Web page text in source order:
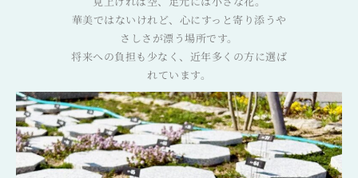
華美ではないけれど、心にすっと寄り添うや
さしさが漂う場所です。
将来への負担も少なく、近年多くの方に選ば
れています。